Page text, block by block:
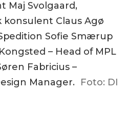
Maj Svolgaard,
konsulent Claus Agø
Sofie Smærup
– Head of MPL
Fabricius –
Manager. Foto: DI